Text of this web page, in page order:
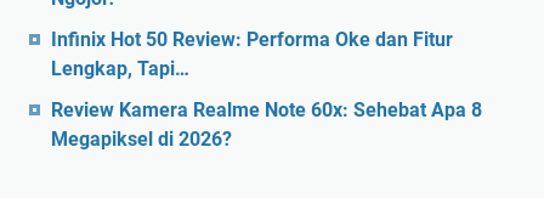
Infinix Hot 50 Review: Performa Oke dan Fitur
Lengkap, Tapi…
Review Kamera Realme Note 60x: Sehebat Apa 8
Megapiksel di 2026?